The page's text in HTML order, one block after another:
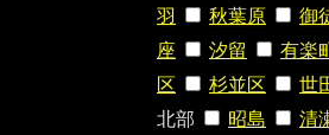
羽
秋葉原 御
座
汐留 有楽
区
杉並区 世
北部
昭島 清